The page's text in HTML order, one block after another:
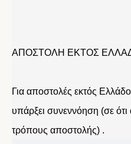
ΑΠΟΣΤΟΛΗ ΕΚΤΟΣ
Για αποστολές εκτός
υπάρξει συνεννόηση (σε
τρόπους αποστολής) .